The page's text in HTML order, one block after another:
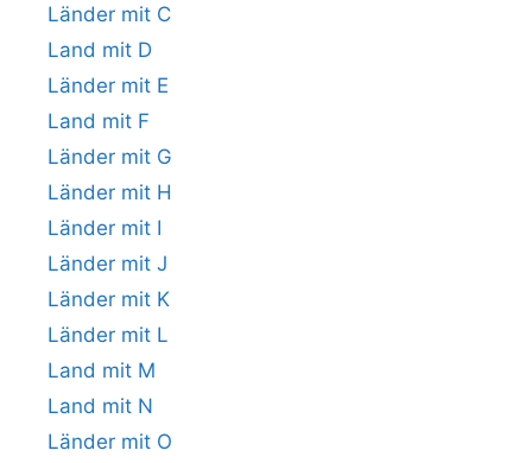
Länder mit C
Land mit D
Länder mit E
Land mit F
Länder mit G
Länder mit H
Länder mit I
Länder mit J
Länder mit K
Länder mit L
Land mit M
Land mit N
Länder mit O